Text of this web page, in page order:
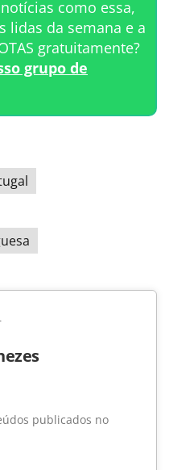
como essa,
lidas da semana e a
gratuitamente?
grupo de
publicados no